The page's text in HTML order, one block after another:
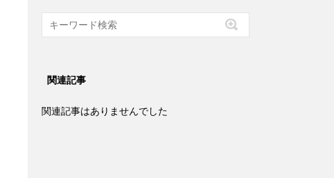
関連記事
関連記事はありませんでした